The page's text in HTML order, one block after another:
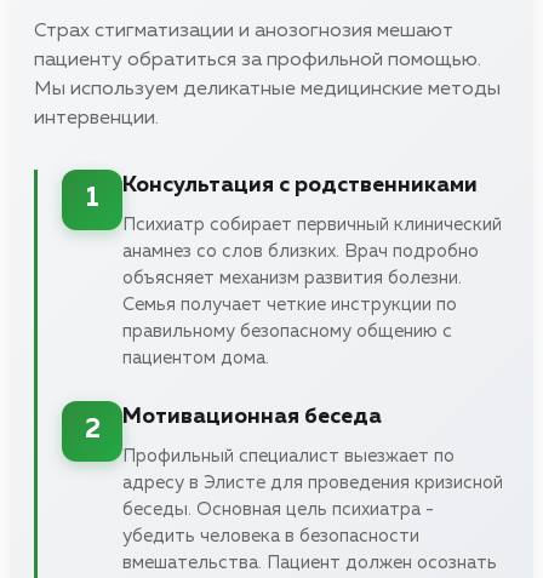
Страх стигматизации и анозогнозия мешают
пациенту обратиться за профильной помощью.
Мы используем деликатные медицинские методы
интервенции.
1
Консультация с родственниками
Психиатр собирает первичный клинический
анамнез со слов близких. Врач подробно
объясняет механизм развития болезни.
Семья получает четкие инструкции по
правильному безопасному общению с
пациентом дома.
2
Мотивационная беседа
Профильный специалист выезжает по
адресу в Элисте для проведения кризисной
беседы. Основная цель психиатра -
убедить человека в безопасности
вмешательства. Пациент должен осознать